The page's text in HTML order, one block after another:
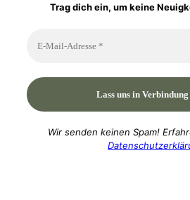
Trag dich ein, um keine
Wir senden keinen Spam!